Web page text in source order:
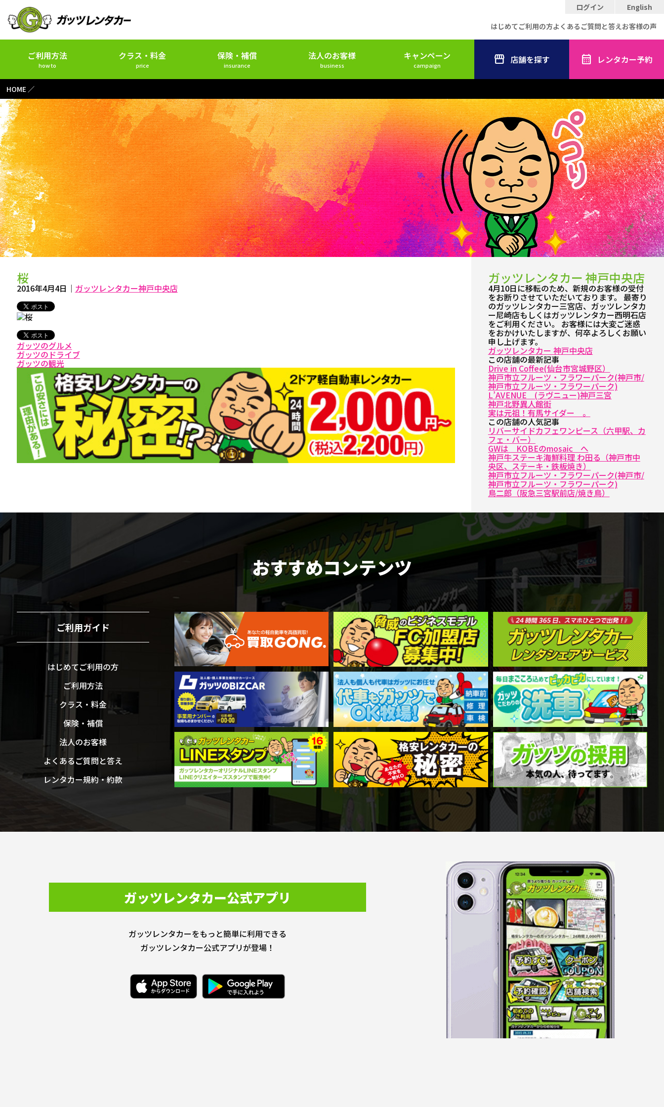
ログイン
English
はじめてご利用の方よくあるご質問と答えお客様の声
ご利用方法
how to
クラス・料金
price
保険・補償
insurance
法人のお客様
business
キャンペーン
campaign 店舗を探す レンタカー予約
HOME
桜
2016年4月4日 ｜ ガッツレンタカー神戸中央店
ガッツのグルメ
ガッツのドライブ
ガッツの観光
ガッツレンタカー 神戸中央店
4月10日に移転のため、新規のお客様の受付
をお断りさせていただいております。 最寄り
のガッツレンタカー三宮店、ガッツレンタカ
ー尼崎店もしくはガッツレンタカー西明石店
をご利用ください。 お客様には大変ご迷惑
をおかけいたしますが、何卒よろしくお願い
申し上げます。
ガッツレンタカー 神戸中央店
この店舗の最新記事
Drive in Coffee(仙台市宮城野区）
神戸市立フルーツ・フラワーパーク(神戸市/
神戸市立フルーツ・フラワーパーク)
L’AVENUE (ラヴニュー)神戸三宮
神戸北野異人館街
実は元祖！有馬サイダー 。
この店舗の人気記事
リバーサイドカフェワンピース（六甲駅、カ
フェ・バー）
GWは KOBEのmosaic へ
神戸牛ステーキ海鮮料理 わ田る（神戸市中
央区、ステーキ・鉄板焼き）
神戸市立フルーツ・フラワーパーク(神戸市/
神戸市立フルーツ・フラワーパーク)
鳥二郎（阪急三宮駅前店/焼き鳥）
おすすめコンテンツ
ご利用ガイド
はじめてご利用の方
ご利用方法
クラス・料金
保険・補償
法人のお客様
よくあるご質問と答え
レンタカー規約・約款
ガッツレンタカー公式アプリ
ガッツレンタカーをもっと簡単に利用できる
ガッツレンタカー公式アプリが登場！